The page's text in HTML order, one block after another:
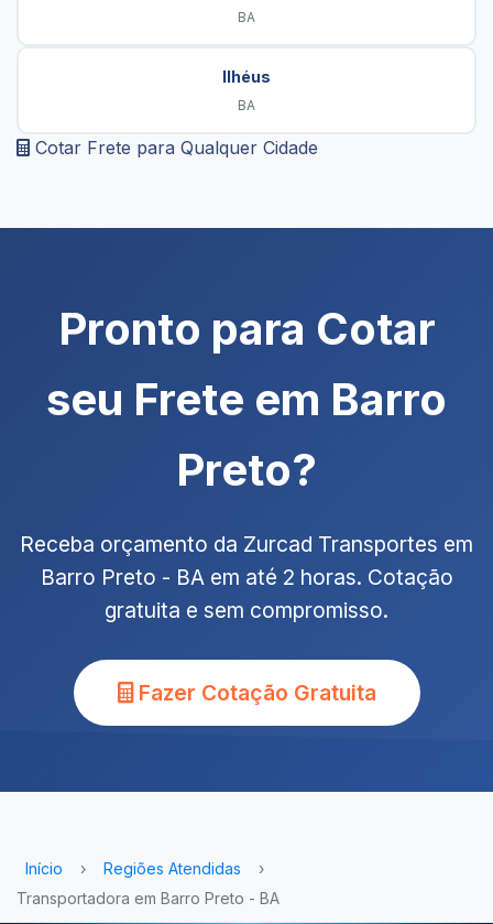
BA
Ilhéus
BA
Cotar Frete para Qualquer Cidade
Pronto para Cotar
seu Frete em Barro
Preto?
Receba orçamento da Zurcad Transportes em
Barro Preto - BA em até 2 horas. Cotação
gratuita e sem compromisso.
Fazer Cotação Gratuita
Início › Regiões Atendidas
›
Transportadora em Barro Preto - BA